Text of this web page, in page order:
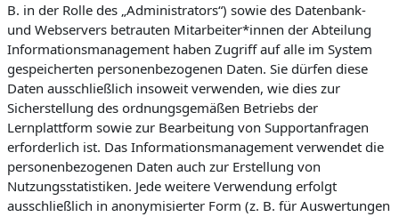
B. in der Rolle des „Administrators“) sowie des Datenbank-
und Webservers betrauten Mitarbeiter*innen der Abteilung
Informationsmanagement haben Zugriff auf alle im System
gespeicherten personenbezogenen Daten. Sie dürfen diese
Daten ausschließlich insoweit verwenden, wie dies zur
Sicherstellung des ordnungsgemäßen Betriebs der
Lernplattform sowie zur Bearbeitung von Supportanfragen
erforderlich ist. Das Informationsmanagement verwendet die
personenbezogenen Daten auch zur Erstellung von
Nutzungsstatistiken. Jede weitere Verwendung erfolgt
ausschließlich in anonymisierter Form (z. B. für Auswertungen